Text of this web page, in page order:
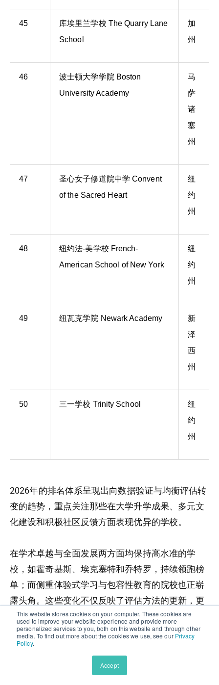
This website stores cookies on your computer. These cookies are
used to improve your website experience and provide more
personalized services to you, both on this website and through other
media. To find out more about the cookies we use, see our Privacy
Policy.
Accept
45
库埃里兰学校 The Quarry Lane
School
加
州
46
波士顿大学学院 Boston
University Academy
马
萨
诸
塞
州
47
圣心女子修道院中学 Convent
of the Sacred Heart
纽
约
州
48
纽约法-美学校 French-
American School of New York
纽
约
州
49 纽瓦克学院 Newark Academy
新
泽
西
州
50 三一学校 Trinity School
纽
约
州
2026年的排名体系呈现出向数据验证与均衡评估转
变的趋势，重点关注那些在大学升学成果、多元文
化建设和积极社区反馈方面表现优异的学校。
在学术卓越与全面发展两方面均保持高水准的学
校，如霍奇基斯、埃克塞特和乔特罗，持续领跑榜
单；而侧重体验式学习与包容性教育的院校也正崭
露头角。这些变化不仅反映了评估方法的更新，更
体现了当代私立教育界对“卓越教育”定义的持续演
进。
Aralia睿雅希望能通过本文帮助读者更深入地理解
Niche全美私立高中排名的评估逻辑，但同时也提